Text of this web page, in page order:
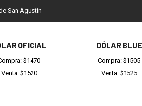
San Agustín
OFICIAL
$1470
Venta: $1520
DÓLAR BLUE
Compra: $1505
Venta: $1525